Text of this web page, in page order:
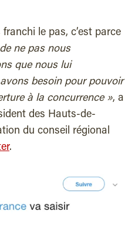
le pas, c’est parce
ne pas nous
que nous lui
besoin pour pouvoir
à la concurrence », a
des Hauts-de-
du conseil régional
.